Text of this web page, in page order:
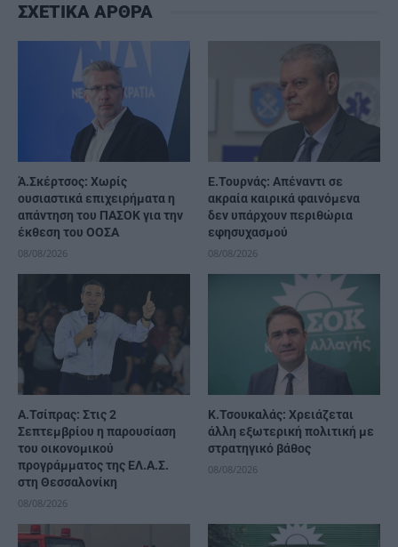
ΣΧΕΤΙΚΑ ΑΡΘΡΑ
Ά.Σκέρτσος: Χωρίς
ουσιαστικά επιχειρήματα η
απάντηση του ΠΑΣΟΚ για την
έκθεση του ΟΟΣΑ
08/08/2026
Ε.Τουρνάς: Απέναντι σε
ακραία καιρικά φαινόμενα
δεν υπάρχουν περιθώρια
εφησυχασμού
08/08/2026
Α.Τσίπρας: Στις 2
Σεπτεμβρίου η παρουσίαση
του οικονομικού
προγράμματος της ΕΛ.Α.Σ.
στη Θεσσαλονίκη
08/08/2026
Κ.Τσουκαλάς: Xρειάζεται
άλλη εξωτερική πολιτική με
στρατηγικό βάθος
08/08/2026